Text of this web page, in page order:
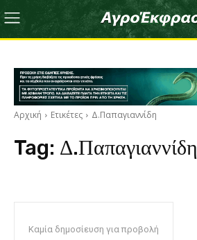
Αρχική Ετικέτες Δ.Παπαγιαννίδη
Tag: Δ.Παπαγιαννίδη
Καμία δημοσίευση για προβολή